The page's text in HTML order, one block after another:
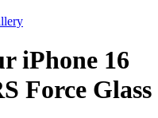
iPhone 16
Force Glass